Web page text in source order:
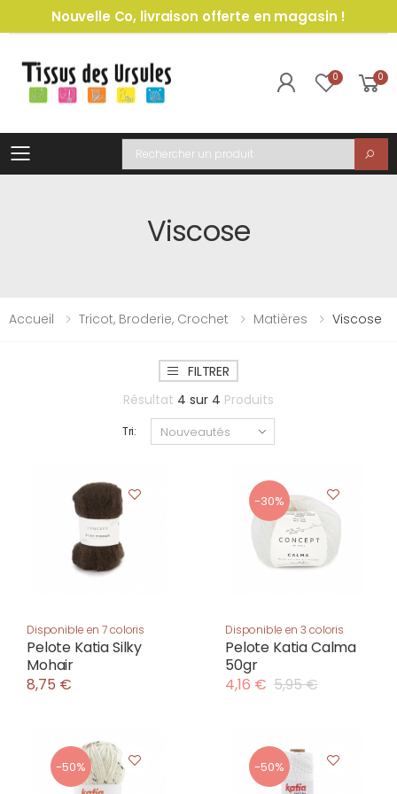
Nouvelle Co, livraison offerte en magasin !
0 0
Toggle mobile menu
Recherche
Viscose
Accueil Tricot, Broderie, Crochet Matières Viscose
FILTRER
Résultat 4 sur 4 Produits
Tri:
Disponible en 7 coloris
Pelote Katia Silky
Mohair
8,75 €
-30%
Disponible en 3 coloris
Pelote Katia Calma
50gr
4,16 € 5,95 €
-50% -50%